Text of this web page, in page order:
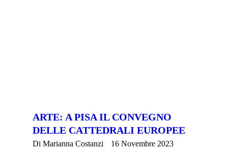
ARTE: A PISA IL CONVEGNO
DELLE CATTEDRALI EUROPEE
Di Marianna Costanzi
16 Novembre 2023